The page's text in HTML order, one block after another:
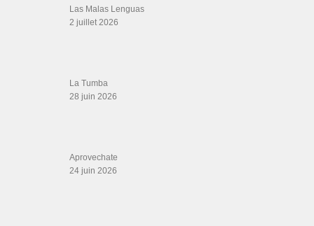
Las Malas Lenguas
2 juillet 2026
La Tumba
28 juin 2026
Aprovechate
24 juin 2026